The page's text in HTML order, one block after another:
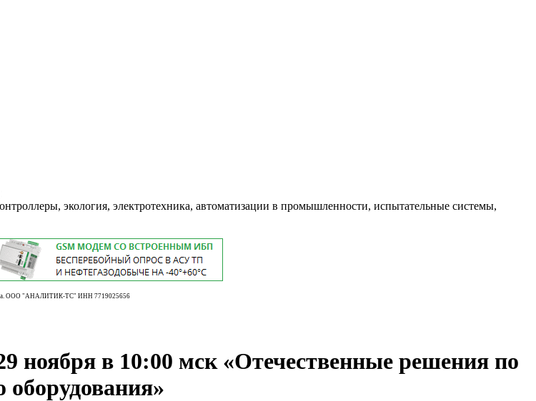
экология, электротехника, автоматизации в промышленности, испытательные системы,
ООО "АНАЛИТИК-ТС" ИНН 7719025656
ноября в 10:00 мск «Отечественные решения по
оборудования»